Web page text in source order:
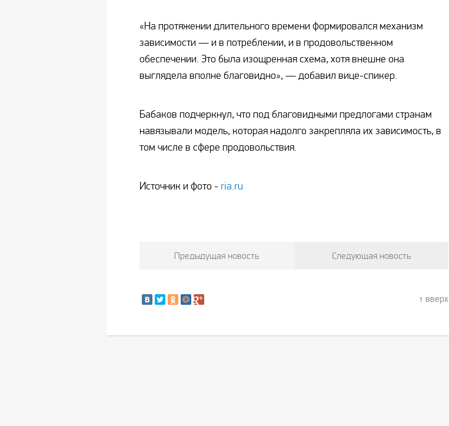
«На протяжении длительного времени формировался механизм
зависимости — и в потреблении, и в продовольственном
обеспечении. Это была изощренная схема, хотя внешне она
выглядела вполне благовидно», — добавил вице-спикер.
Бабаков подчеркнул, что под благовидными предлогами странам
навязывали модель, которая надолго закрепляла их зависимость, в
том числе в сфере продовольствия.
Источник и фото - ria.ru
Предыдущая новость Следующая новость
вверх